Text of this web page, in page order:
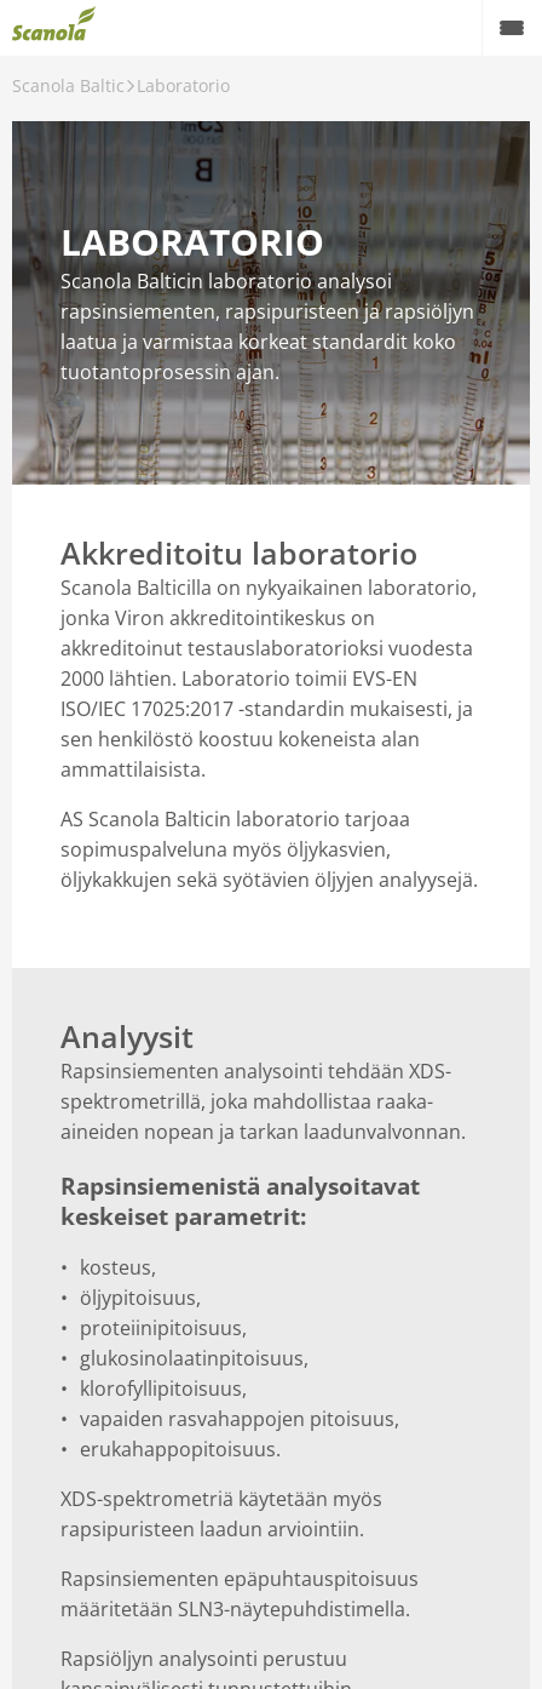
Scanola Baltic Laboratorio
LABORATORIO
Scanola Balticin laboratorio analysoi
rapsinsiementen, rapsipuristeen ja rapsiöljyn
laatua ja varmistaa korkeat standardit koko
tuotantoprosessin ajan.
Akkreditoitu laboratorio
Scanola Balticilla on nykyaikainen laboratorio,
jonka Viron akkreditointikeskus on
akkreditoinut testauslaboratorioksi vuodesta
2000 lähtien. Laboratorio toimii EVS-EN
ISO/IEC 17025:2017 -standardin mukaisesti, ja
sen henkilöstö koostuu kokeneista alan
ammattilaisista.
AS Scanola Balticin laboratorio tarjoaa
sopimuspalveluna myös öljykasvien,
öljykakkujen sekä syötävien öljyjen analyysejä.
Analyysit
Rapsinsiementen analysointi tehdään XDS-
spektrometrillä, joka mahdollistaa raaka-
aineiden nopean ja tarkan laadunvalvonnan.
Rapsinsiemenistä analysoitavat
keskeiset parametrit:
kosteus,
öljypitoisuus,
proteiinipitoisuus,
glukosinolaatinpitoisuus,
klorofyllipitoisuus,
vapaiden rasvahappojen pitoisuus,
erukahappopitoisuus.
XDS-spektrometriä käytetään myös
rapsipuristeen laadun arviointiin.
Rapsinsiementen epäpuhtauspitoisuus
määritetään SLN3-näytepuhdistimella.
Rapsiöljyn analysointi perustuu